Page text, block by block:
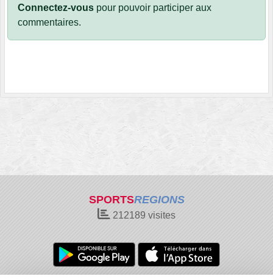
Connectez-vous pour pouvoir participer aux
commentaires.
SPORTSREGIONS
212189 visites